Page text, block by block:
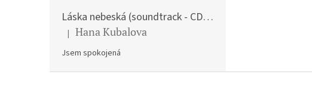
Láska nebeská (soundtrack - CD) Love Actually
Hodnocení produktu je 5 z 5 hvězdiček.
| Hana Kubalova
Jsem spokojená